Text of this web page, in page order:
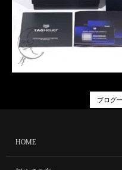
ブログ
HOME